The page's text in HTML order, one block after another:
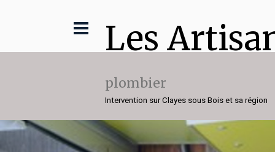
Les
plombier
Intervention sur Clayes sous Bois et sa région